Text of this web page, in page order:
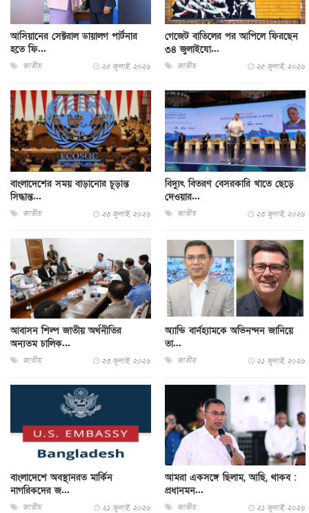
আসিয়ানের সেক্টরাল ডায়ালগ পার্টনার
হতে ফি...
জাতীয় ২৫ জুলাই, ২০২৬
গেজেট বাতিলের পর আপিলে ফিরছেন
৩৪ জুলাইযো...
জাতীয় ২৫ জুলাই, ২০২৬
বাংলাদেশের সময় বাড়ানোর চূড়ান্ত
সিদ্ধান্ত...
জাতীয় ২৩ জুলাই, ২০২৬
বিদ্যুৎ বিতরণ বেসরকারি খাতে ছেড়ে
দেওয়ার...
জাতীয় ২৩ জুলাই, ২০২৬
আবাসন শিল্প জাতীয় অর্থনীতির
অন্যতম চালিক...
জাতীয় ২৩ জুলাই, ২০২৬
অ্যান্ডি বার্নহ্যামকে অভিনন্দন জানিয়ে
তা...
জাতীয় ২১ জুলাই, ২০২৬
বাংলাদেশে অবস্থানরত মার্কিন
নাগরিক‌দের জ...
জাতীয় ২১ জুলাই, ২০২৬
আমরা একসঙ্গে ছিলাম, আছি, থাকব :
প্রধানমন...
জাতীয় ২১ জুলাই, ২০২৬